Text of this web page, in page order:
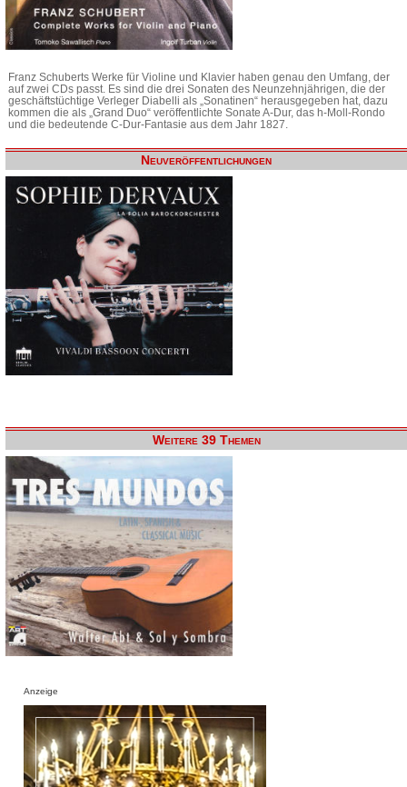
Franz Schuberts Werke für Violine und Klavier haben genau den Umfang, der
auf zwei CDs passt. Es sind die drei Sonaten des Neunzehnjährigen, die der
geschäftstüchtige Verleger Diabelli als „Sonatinen“ herausgegeben hat, dazu
kommen die als „Grand Duo“ veröffentlichte Sonate A-Dur, das h-Moll-Rondo
und die bedeutende C-Dur-Fantasie aus dem Jahr 1827.
Neuveröffentlichungen
Weitere 39 Themen
Anzeige